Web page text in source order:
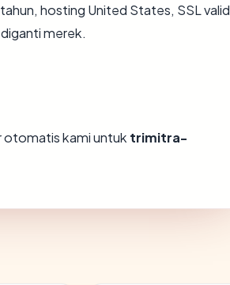
hosting United States, SSL valid
merek.
otomatis kami untuk trimitra-